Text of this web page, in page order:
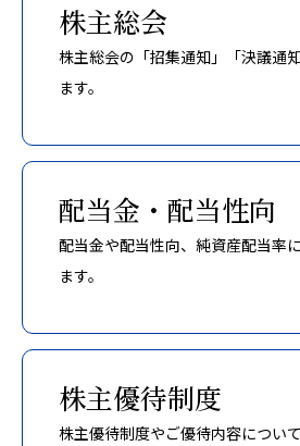
株主総会
株主総会の「招集通知」「決議通
ます。
配当金・配当性向
配当金や配当性向、純資産配当率
ます。
株主優待制度
株主優待制度やご優待内容につい